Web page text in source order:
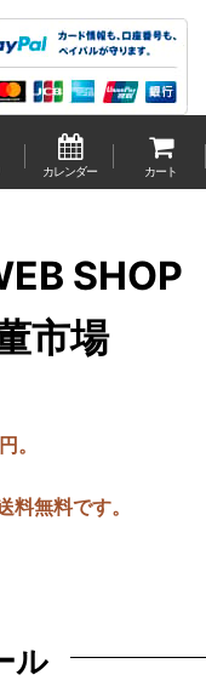
カレンダー カート
SHOP
市場
。
無料です。
ル